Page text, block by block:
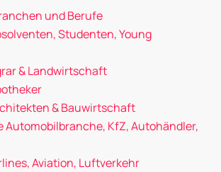
und Berufe
Studenten, Young
& Landwirtschaft
& Bauwirtschaft
Automobilbranche, KfZ, Autohändler,
Aviation, Luftverkehr